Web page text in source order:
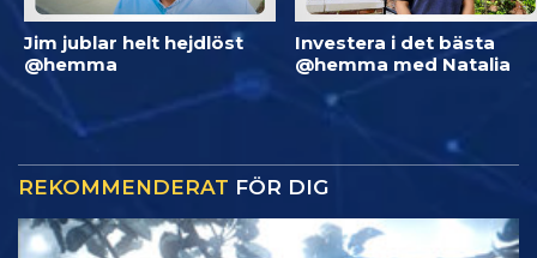
Jim jublar helt hejdlöst
@hemma
Investera i det bästa
@hemma med Natalia
REKOMMENDERAT FÖR DIG